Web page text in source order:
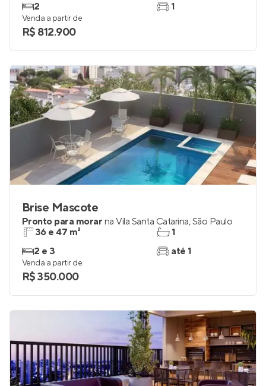
2
1
Venda a partir de
R$ 812.900
Brise Mascote
Pronto para morar na Vila Santa Catarina,São Paulo
36 e 47 m²
2 e 3
1
até 1
Venda a partir de
R$ 350.000